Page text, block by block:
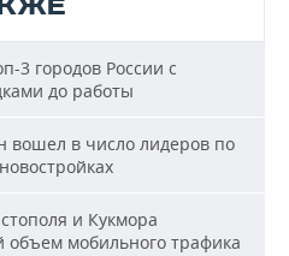
3 городов России с
до работы
вошел в число лидеров по
и Кукмора
мобильного трафика